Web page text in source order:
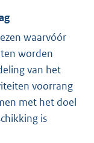
waarvóór
worden
van het
voorrang
met het doel
is